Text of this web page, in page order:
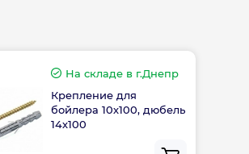
Серия
На складе в г.Днепр
Крепление для
бойлера 10х100, дюбель
14х100